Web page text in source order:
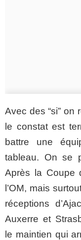
Avec des “si” on
le constat est
battre une
tableau. On se
Après la Coupe
l’OM, mais
réceptions
Auxerre et
le maintien qui